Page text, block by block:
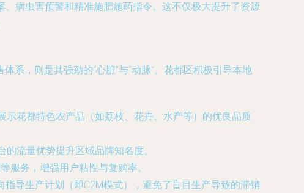
病虫害预警和精准施肥施药指令。这不仅极大提升了资源
系，则是其强劲的“心脏”与“动脉”。花都区积极引导本地
示花都特色农产品（如荔枝、花卉、水产等）的优良品质
流量优势提升区域品牌知名度。
服务，增强用户粘性与复购率。
导生产计划（即C2M模式），避免了盲目生产导致的滞销